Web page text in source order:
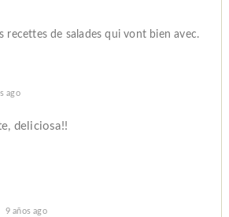
recettes de salades qui vont bien avec.
ago
deliciosa!!
9 años ago